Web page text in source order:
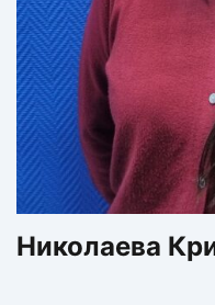
Николаева